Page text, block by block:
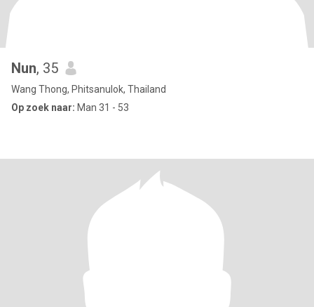
Nun, 35
Wang Thong, Phitsanulok, Thailand
Op zoek naar: Man 31 - 53